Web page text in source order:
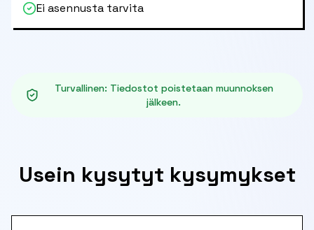
Ei asennusta tarvita
Turvallinen: Tiedostot poistetaan muunnoksen
jälkeen.
Usein kysytyt kysymykset